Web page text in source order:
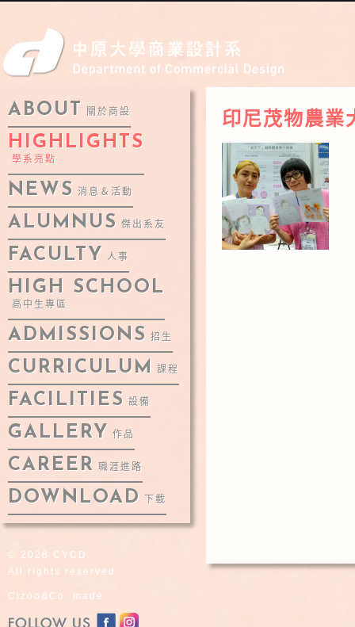
ABOUT 關於商設
HIGHLIGHTS
學系亮點
NEWS 消息＆活動
ALUMNUS 傑出系友
FACULTY 人事
HIGH SCHOOL
高中生專區
ADMISSIONS 招生
CURRICULUM 課程
FACILITIES 設備
GALLERY 作品
CAREER 職涯進路
DOWNLOAD 下載
印尼茂物農業
© 2026 CYCD.
All rights reserved.
Cizoo&Co. made